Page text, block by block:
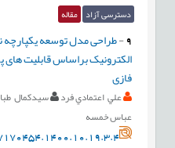
دسترسی آزاد مقاله
9
-طراحی مدل توسعه یکپارچه
الکترونیک براساس قابلیت های
فازی
علي اعتمادي فرد سيدكمال
عباس خمسه